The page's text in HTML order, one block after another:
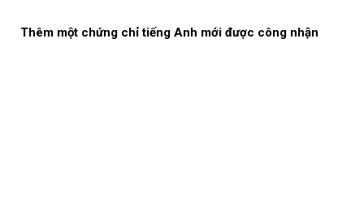
Thêm một chứng chỉ tiếng Anh mới được công nhận